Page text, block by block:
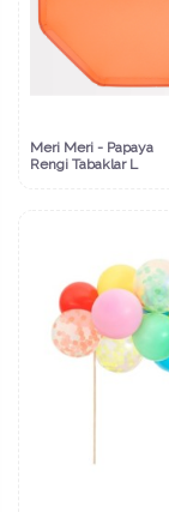
Meri Meri - Papaya
Rengi Tabaklar L